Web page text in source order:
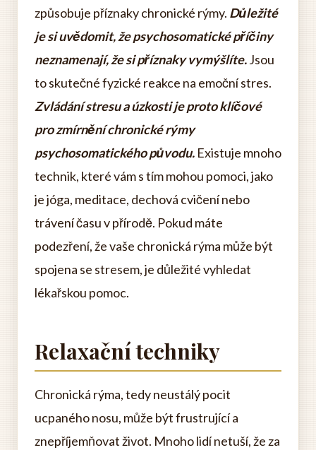
způsobuje příznaky chronické rýmy. Důležité
je si uvědomit, že psychosomatické příčiny
neznamenají, že si příznaky vymýšlíte.Jsou
to skutečné fyzické reakce na emoční stres.
Zvládání stresu a úzkosti je proto klíčové
pro zmírnění chronické rýmy
psychosomatického původu. Existuje mnoho
technik, které vám s tím mohou pomoci, jako
je jóga, meditace, dechová cvičení nebo
trávení času v přírodě. Pokud máte
podezření, že vaše chronická rýma může být
spojena se stresem, je důležité vyhledat
lékařskou pomoc.
Relaxační techniky
Chronická rýma, tedy neustálý pocit
ucpaného nosu, může být frustrující a
znepříjemňovat život. Mnoho lidí netuší, že za